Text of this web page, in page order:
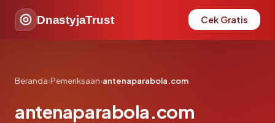
DnastyjaTrust Cek Gratis
Beranda›Pemeriksaan›antenaparabola.com
antenaparabola.com